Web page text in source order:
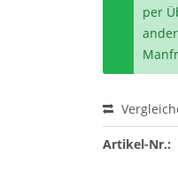
per
Artikel-Nr.: